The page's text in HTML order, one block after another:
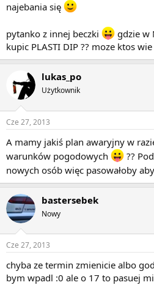
najebania się
pytanko z innej beczki
gdzie w
kupic PLASTI DIP ?? moze ktos wie
lukas_po
Użytkownik
Cze 27, 2013
A mamy jakiś plan awaryjny w
warunków pogodowych
??
nowych osób więc pasowałoby
bastersebek
Nowy
Cze 27, 2013
chyba ze termin zmienicie albo
bym wpadl :0 ale o 17 to pasuej